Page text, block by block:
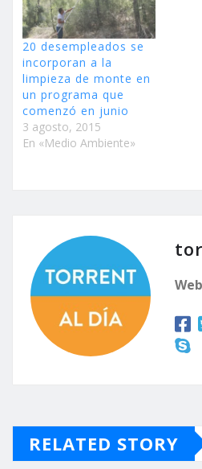
20 desempleados se
incorporan a la
limpieza de monte en
un programa que
comenzó en junio
3 agosto, 2015
En «Medio Ambiente»
RELATED STORY